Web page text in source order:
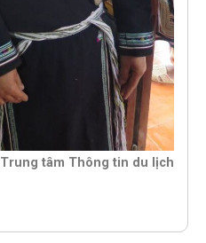
Trung tâm Thông tin du lịch